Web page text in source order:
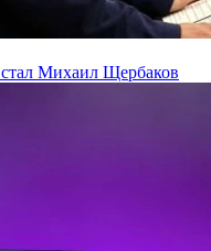
Михаил Щербаков